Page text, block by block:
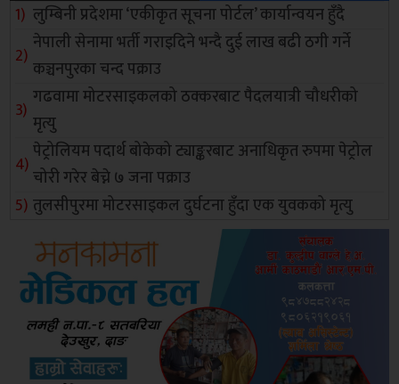
लुम्बिनी प्रदेशमा ‘एकीकृत सूचना पोर्टल’ कार्यान्वयन हुँदै
नेपाली सेनामा भर्ती गराइदिने भन्दै दुई लाख बढी ठगी गर्ने
कञ्चनपुरका चन्द पक्राउ
गढवामा मोटरसाइकलको ठक्करबाट पैदलयात्री चौधरीको
मृत्यु
पेट्रोलियम पदार्थ बोकेको ट्याङ्करबाट अनाधिकृत रुपमा पेट्रोल
चोरी गरेर बेच्ने ७ जना पक्राउ
तुलसीपुरमा मोटरसाइकल दुर्घटना हुँदा एक युवकको मृत्यु